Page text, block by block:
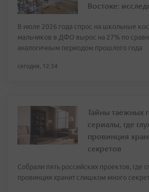
Востоке:
В июле 2026 года спрос на школьные
мальчиков в ДФО вырос на 27% по
аналогичным периодом прошлого года
сегодня, 12:34
Тайны таежных
сериалы, где
провинция
секретов
Собрали пять российских проектов, где
провинция хранит слишком много